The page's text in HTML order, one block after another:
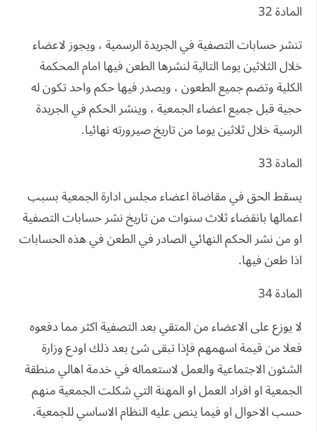
المادة 32
تنشر حسابات التصفية في الجريدة الرسمية ، ويجوز لاعضاء
خلال الثلاثين يوما التالية لنشرها الطعن فيها امام المحكمة
الكلية وتضم جميع الطعون ، ويصدر فيها حكم واحد تكون له
حجية قبل جميع اعضاء الجمعية ، وينشر الحكم في الجريدة
الرسية خلال ثلاثين يوما من تاريخ صيرورته نهائيا.
المادة 33
يسقط الحق في مقاضاة اعضاء مجلس ادارة الجمعية بسبب
اعمالها بانقضاء ثلاث سنوات من تاريخ نشر حسابات التصفية
او من نشر الحكم النهائي الصادر في الطعن في هذه الحسابات
اذا طعن فيها.
المادة 34
لا يوزع على الاعضاء من المتقي بعد التصفية اكثر مما دفعوه
فعلا من قيمة اسهمهم فإذا تبقى شئ بعد ذلك اودع وزارة
الشئون الاجتماعية والعمل لاستعماله في خدمة اهالي منطقة
الجمعية او افراد العمل او المهنة التي شكلت الجمعية منهم
حسب الاحوال او فيما ينص عليه النظام الاساسي للجمعية.